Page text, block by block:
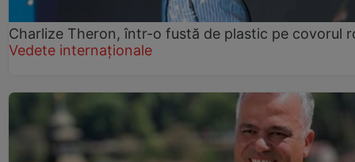
Charlize Theron, într-o fustă de plastic pe covorul
Vedete internaționale